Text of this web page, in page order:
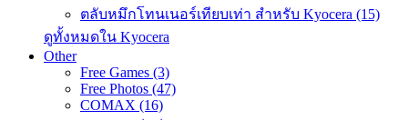
ตลับหมึกโทนเนอร์เทียบเท่า สำหรับ Kyocera (15)
ดูทั้งหมดใน Kyocera
Other
Free Games (3)
Free Photos (47)
COMAX (16)